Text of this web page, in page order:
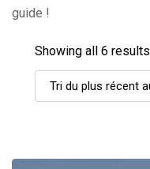
guide !
Showing all 6 results